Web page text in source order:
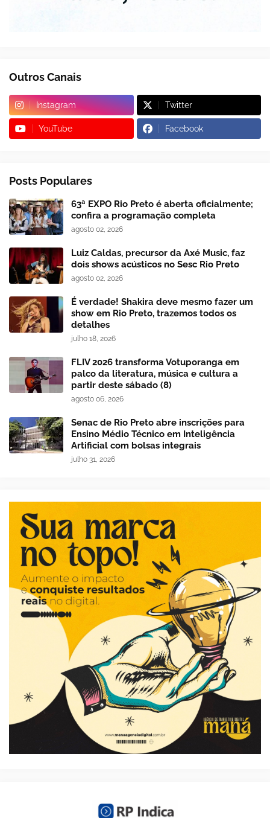
Outros Canais
Instagram Twitter
YouTube Facebook
Posts Populares
63ª EXPO Rio Preto é aberta oficialmente;
confira a programação completa
agosto 02, 2026
Luiz Caldas, precursor da Axé Music, faz
dois shows acústicos no Sesc Rio Preto
agosto 02, 2026
É verdade! Shakira deve mesmo fazer um
show em Rio Preto, trazemos todos os
detalhes
julho 18, 2026
FLIV 2026 transforma Votuporanga em
palco da literatura, música e cultura a
partir deste sábado (8)
agosto 06, 2026
Senac de Rio Preto abre inscrições para
Ensino Médio Técnico em Inteligência
Artificial com bolsas integrais
julho 31, 2026